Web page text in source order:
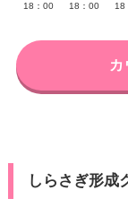
18：00
18：00
18
しらさぎ形成